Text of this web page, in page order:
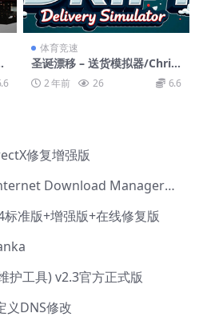
体育竞速
圣诞漂移 – 送货模拟器/Christ
mas Drift – Delivery Simula
tor2 年前 26 6.6
修复增强版
IDM下载器中文版 Internet Download Manager v6.42.36 IDM
准版+增强版+在线修复版
护工具) v2.3官方正式版
义DNS修改